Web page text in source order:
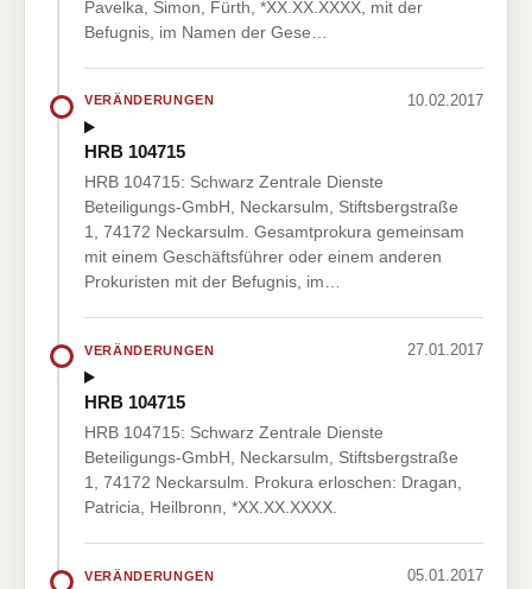
Pavelka, Simon, Fürth, *XX.XX.XXXX, mit der
Befugnis, im Namen der Gese…
VERÄNDERUNGEN 10.02.2017
HRB 104715
HRB 104715: Schwarz Zentrale Dienste
Beteiligungs-GmbH, Neckarsulm, Stiftsbergstraße
1, 74172 Neckarsulm. Gesamtprokura gemeinsam
mit einem Geschäftsführer oder einem anderen
Prokuristen mit der Befugnis, im…
VERÄNDERUNGEN 27.01.2017
HRB 104715
HRB 104715: Schwarz Zentrale Dienste
Beteiligungs-GmbH, Neckarsulm, Stiftsbergstraße
1, 74172 Neckarsulm. Prokura erloschen: Dragan,
Patricia, Heilbronn, *XX.XX.XXXX.
VERÄNDERUNGEN 05.01.2017